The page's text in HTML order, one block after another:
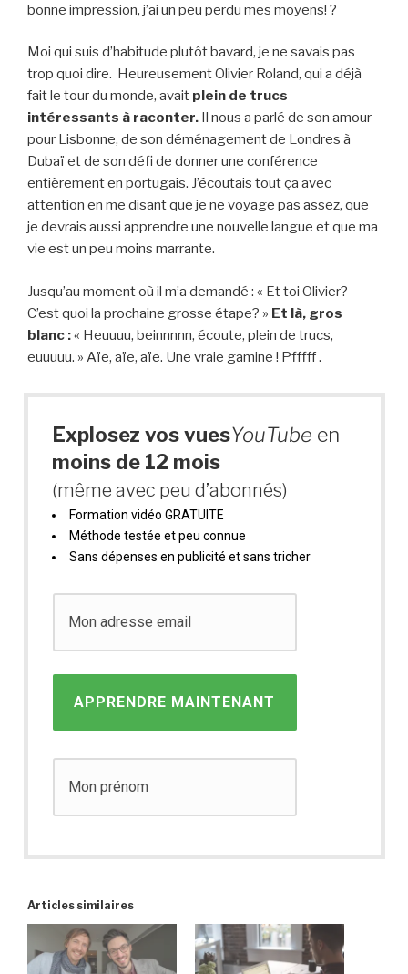
bonne impression, j’ai un peu perdu mes moyens! ?
Moi qui suis d’habitude plutôt bavard, je ne savais pas
trop quoi dire. Heureusement Olivier Roland, qui a déjà
fait le tour du monde, avait plein de trucs
intéressants à raconter. Il nous a parlé de son amour
pour Lisbonne, de son déménagement de Londres à
Dubaï et de son défi de donner une conférence
entièrement en portugais. J’écoutais tout ça avec
attention en me disant que je ne voyage pas assez, que
je devrais aussi apprendre une nouvelle langue et que ma
vie est un peu moins marrante.
Jusqu’au moment où il m’a demandé : « Et toi Olivier?
C’est quoi la prochaine grosse étape? » Et là, gros
blanc :« Heuuuu, beinnnnn, écoute, plein de trucs,
euuuuu. » Aïe, aïe, aïe. Une vraie gamine ! Pfffff .
Explosez vos vuesYouTube en
moins de 12 mois
(même avec peu d’abonnés)
Formation vidéo GRATUITE
Méthode testée et peu connue
Sans dépenses en publicité et sans tricher
APPRENDRE MAINTENANT
Articles similaires